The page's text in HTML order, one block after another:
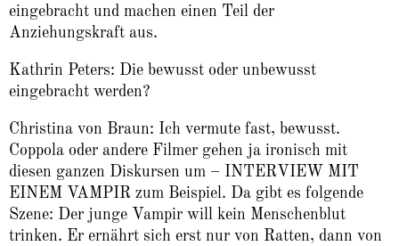
eingebracht und machen einen Teil der
Anziehungskraft aus.
Kathrin Peters: Die bewusst oder unbewusst
eingebracht werden?
Christina von Braun: Ich vermute fast, bewusst.
Coppola oder andere Filmer gehen ja ironisch mit
diesen ganzen Diskursen um – INTERVIEW MIT
EINEM VAMPIR zum Beispiel. Da gibt es folgende
Szene: Der junge Vampir will kein Menschenblut
trinken. Er ernährt sich erst nur von Ratten, dann von